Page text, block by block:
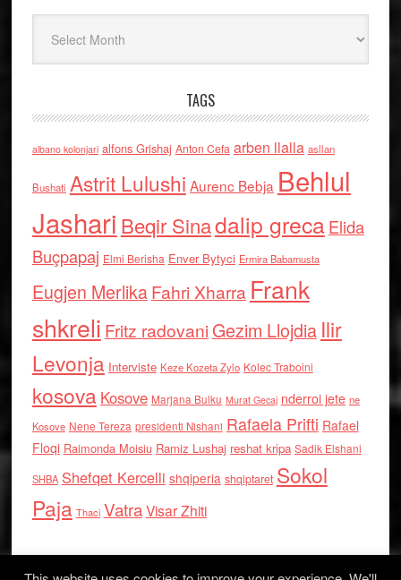
TAGS
albano kolonjari alfons Grishaj Anton Cefa arben llalla asllan
Bushati Astrit Lulushi Aurenc Bebja Behlul
Jashari Beqir Sinadalip grecaElida
Buçpapaj Elmi Berisha Enver Bytyci Ermira Babamusta
Eugjen MerlikaFahri Xharra Frank
shkreli Fritz radovaniGezim Llojdia Ilir
Levonja Interviste Keze Kozeta Zylo Kolec Traboini
kosova Kosove Marjana Bulku Murat Gecaj nderroi jete ne
Kosove Nene Tereza presidenti Nishani Rafaela Prifti Rafael
Floqi Raimonda Moisiu Ramiz Lushaj reshat kripa Sadik Elshani
SHBA Shefqet Kercelli shqiperia shqiptaret Sokol
Paja Thaci VatraVisar Zhiti